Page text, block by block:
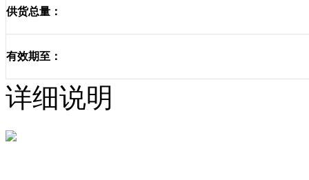
供货总量：
有效期至：
详细说明